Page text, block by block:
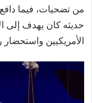
من تضحيات، فيما
حديثه كان يهدف إلى
الأمريكيين واستحضار